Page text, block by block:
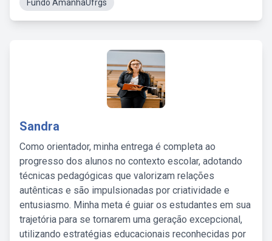
Fundo AmanhãUfrgs
Sandra
Como orientador, minha entrega é completa ao
progresso dos alunos no contexto escolar, adotando
técnicas pedagógicas que valorizam relações
autênticas e são impulsionadas por criatividade e
entusiasmo. Minha meta é guiar os estudantes em sua
trajetória para se tornarem uma geração excepcional,
utilizando estratégias educacionais reconhecidas por